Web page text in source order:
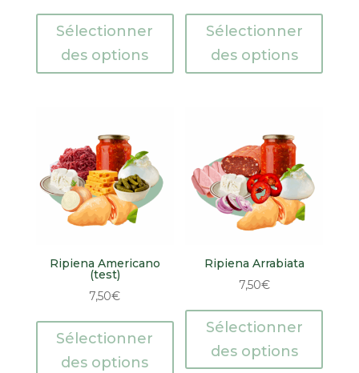
Sélectionner
des options
Sélectionner
des options
Ripiena Americano
(test)
7,50€
Sélectionner
des options
Ripiena Arrabiata
7,50€
Sélectionner
des options